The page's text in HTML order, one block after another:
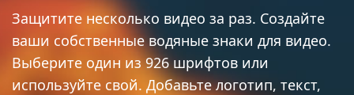
ВОДЯНОЙ ЗНАК ОНЛАЙН
ОБРЕЗАТЬ ФОТО
СЖАТЬ ФОТО
Защитите несколько видео за раз. Создайте
ваши собственные водяные знаки для видео.
Выберите один из 926 шрифтов или
используйте свой. Добавьте логотип, текст,